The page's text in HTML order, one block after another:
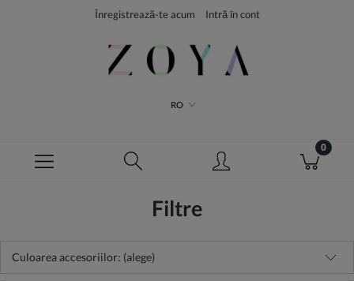
Înregistrează-te acum Intră în cont
RO
Filtre
Culoarea accesoriilor: (alege)